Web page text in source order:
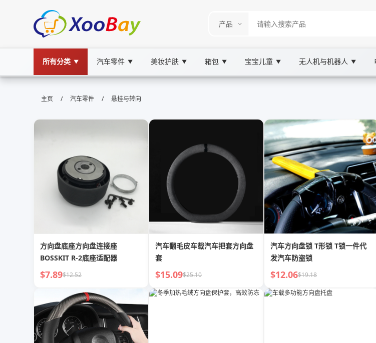
所有分类 ▼ 汽车零件 ▼ 美妆护肤 ▼ 箱包 ▼ 宝宝儿童 ▼ 无人机与机器人 ▼
悬挂与转向 | XOOBAY B2B/B2C Marketplace
概述悬挂与转向原理故障诊断要点维护与保养
主页 / 汽车零件 / 悬挂与转向
方向盘底座方向盘连接座
BOSSKIT R-2底座适配器
$7.89$12.52
汽车翻毛皮车载汽车把套方向盘
套
$15.09$25.10
汽车方向盘锁 T形锁 T锁一件代
发汽车防盗锁
$12.06$19.18